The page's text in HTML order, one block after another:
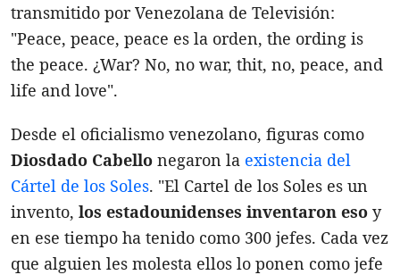
transmitido por Venezolana de Televisión:
"Peace, peace, peace es la orden, the ording is
the peace. ¿War? No, no war, thit, no, peace, and
life and love".
Desde el oficialismo venezolano, figuras como
Diosdado Cabello negaron la existencia del
Cártel de los Soles. "El Cartel de los Soles es un
invento, los estadounidenses inventaron eso y
en ese tiempo ha tenido como 300 jefes. Cada vez
que alguien les molesta ellos lo ponen como jefe